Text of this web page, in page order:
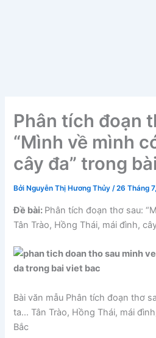
Phân tích đoạn
“Mình về mình
cây đa” trong
Bởi Nguyễn Thị Hương Thủy/26 Tháng
Đề bài: Phân tích đoạn thơ sau:
Tân Trào, Hồng Thái, mái đình,
Bài văn mẫu Phân tích đoạn thơ
ta… Tân Trào, Hồng Thái, mái
Bắc